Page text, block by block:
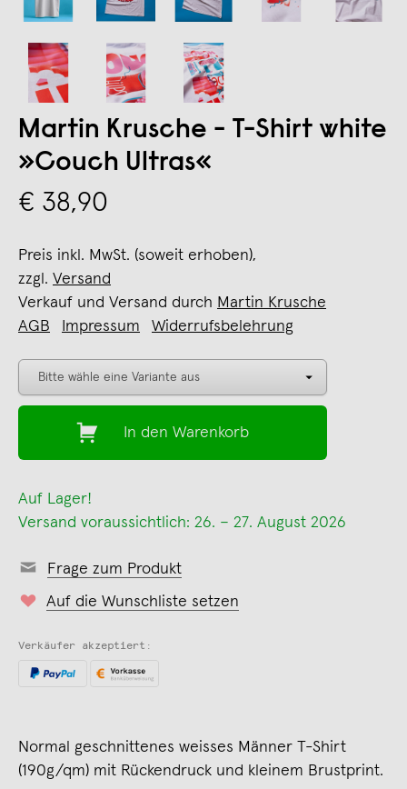
Martin Krusche - T-Shirt white
»Couch Ultras«
€ 38,90
Preis inkl. MwSt. (soweit erhoben),
zzgl. Versand
Verkauf und Versand durch Martin Krusche
AGB
Impressum Widerrufsbelehrung
In den Warenkorb
Auf Lager!
Versand voraussichtlich: 26. – 27. August 2026
Frage zum Produkt
Auf die Wunschliste setzen
Verkäufer akzeptiert:
Normal geschnittenes weisses Männer T-Shirt
(190g/qm) mit Rückendruck und kleinem Brustprint.